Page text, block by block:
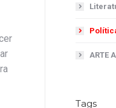
ARTE
Tags